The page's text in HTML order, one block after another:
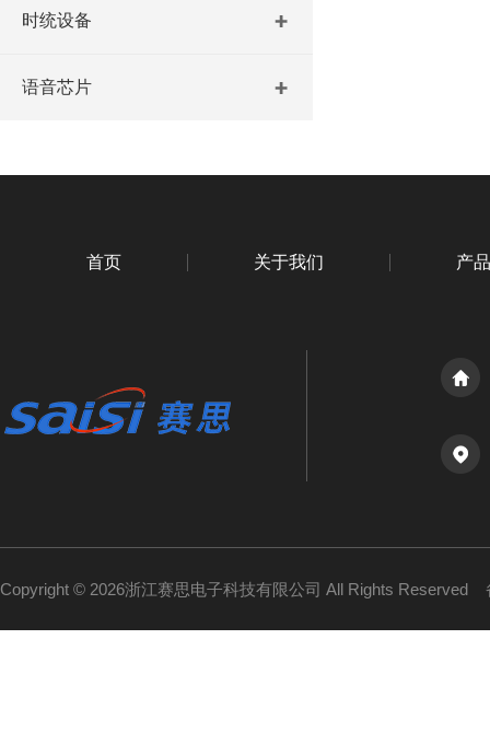
时统设备
语音芯片
首页 关于我们 产
Copyright © 2026浙江赛思电子科技有限公司 All Rights Reserved